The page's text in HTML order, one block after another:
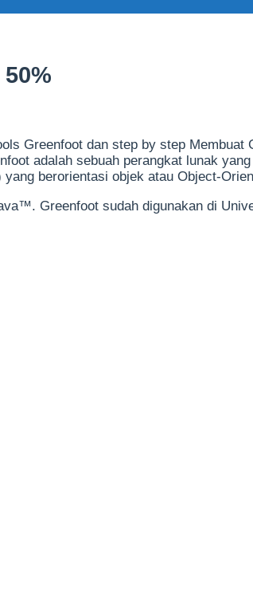
Greenfoot dan step by step Membuat
adalah sebuah perangkat lunak
berorientasi objek atau Object-
Greenfoot sudah digunakan di